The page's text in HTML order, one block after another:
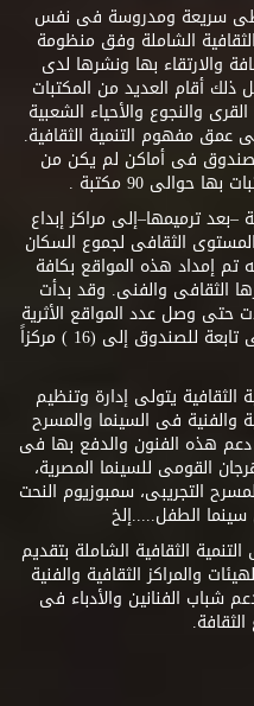
سريعة ومدروسة فى نفس
الشاملة وفق منظومة
والارتقاء بها ونشرها لدى
أقام العديد من المكتبات
والنجوع والأحياء الشعبية
مفهوم التنمية الثقافية.
فى أماكن لم يكن من
حوالى 90 مكتبة .
ترميمها–إلى مراكز إبداع
الثقافى لجموع السكان
تم إمداد هذه المواقع بكافة
الثقافى والفنى. وقد بدأت
وامتدت حتى وصل عدد المواقع الأثرية
التى تم تحويلها إلى مراكز إبداع فنى تابعة للصندوق إلى (16 ) مركزاً
يتولى إدارة وتنظيم
والفنية فى السينما والمسرح
هذه الفنون والدفع بها فى
القومى للسينما المصرية،
التجريبى، سمبوزيوم النحت
الطفل.....إلخ
الثقافية الشاملة بتقديم
والمراكز الثقافية والفنية
شباب الفنانين والأدباء فى